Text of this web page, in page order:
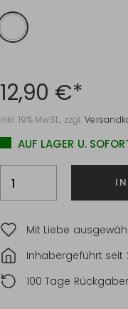
12,90 €*
inkl. 19% MwSt., zzgl.
AUF LAGER U.
Mit Liebe
Inhabergeführt seit
100 Tage